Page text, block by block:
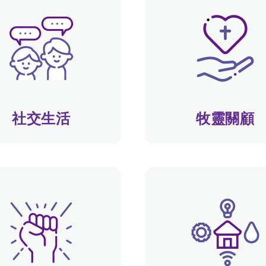
社交生活 牧靈關顧